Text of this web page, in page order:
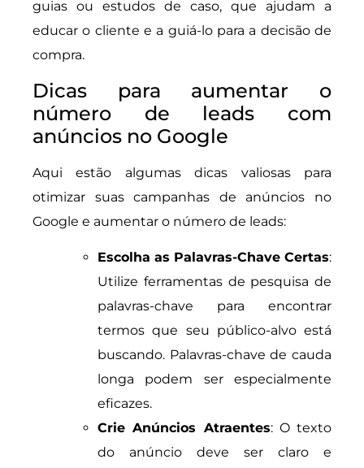
guias ou estudos de caso, que ajudam a
educar o cliente e a guiá-lo para a decisão de
compra.
Dicas para aumentar o
número de leads com
anúncios no Google
Aqui estão algumas dicas valiosas para
otimizar suas campanhas de anúncios no
Google e aumentar o número de leads:
Escolha as Palavras-Chave Certas:
Utilize ferramentas de pesquisa de
palavras-chave para encontrar
termos que seu público-alvo está
buscando. Palavras-chave de cauda
longa podem ser especialmente
eficazes.
Crie Anúncios Atraentes: O texto
do anúncio deve ser claro e